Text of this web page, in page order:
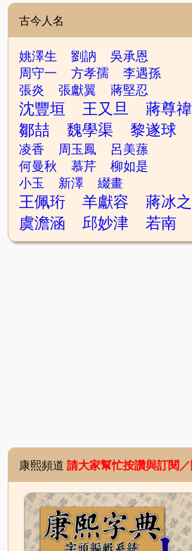
古今人名
姚澤生 劉訥
吳承恩
周守一
方孝孺
李遇孫
張炎
張獻翼 蔣堅忍
沈豐垣 王又旦
蔣尊禕
鄒喆
魏學渠 黎遂球
凌香 周玉鳳
呂美蓀
何曼秋
慕芹
柳如是
小玉
新澤 綴畫
王佩珩 羊獻容
蔣冰之
虞澹涵
邱妙津 若南
康熙頻道 請大家幫忙按讚與訂閱／